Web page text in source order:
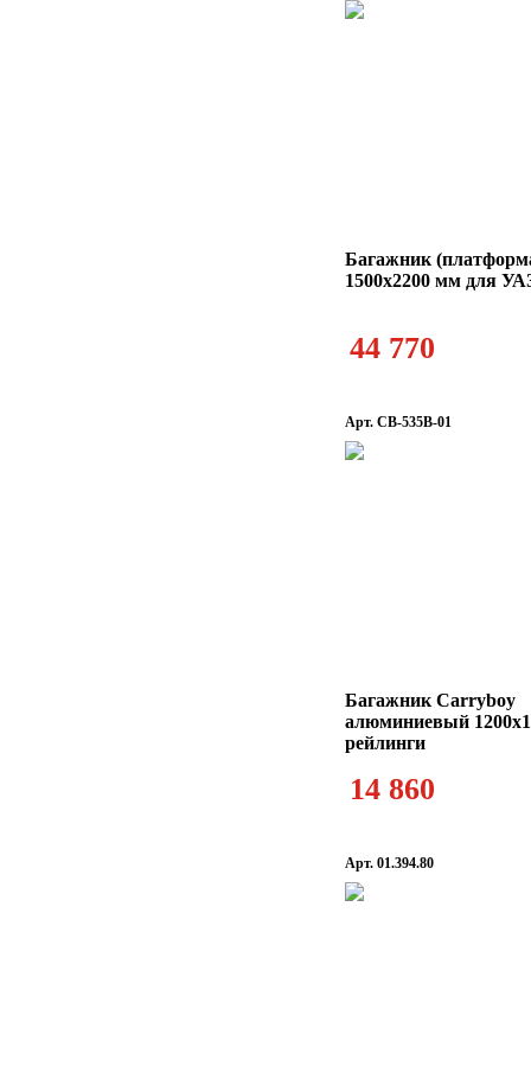
Багажник
1500х2200 мм для
44 770
Арт. CB-535B-01
Багажник Carryboy
алюминиевый
рейлинги
14 860
Арт. 01.394.80